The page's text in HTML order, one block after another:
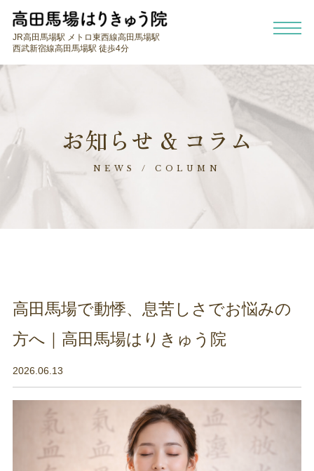
JR高田馬場駅 メトロ東西線高田馬場駅
西武新宿線高田馬場駅 徒歩4分
お知らせ & コラム
NEWS / COLUMN
高田馬場で動悸、息苦しさでお悩みの
方へ｜高田馬場はりきゅう院
2026.06.13